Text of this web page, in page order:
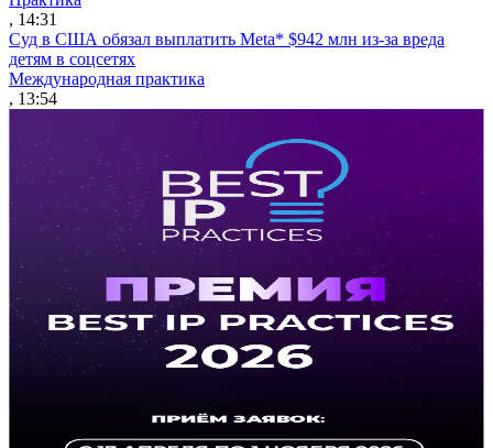
, 14:31
Суд в США обязал выплатить Meta* $942 млн из-за вреда
детям в соцсетях
Международная практика
, 13:54